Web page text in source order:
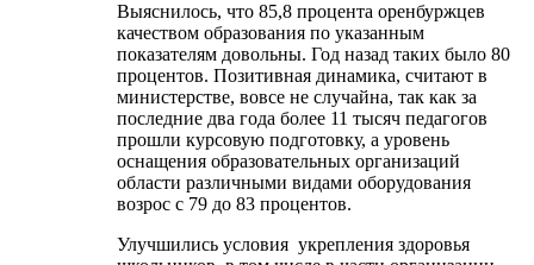
Выяснилось, что 85,8 процента оренбуржцев
качеством образования по указанным
показателям довольны. Год назад таких было 80
процентов. Позитивная динамика, считают в
министерстве, вовсе не случайна, так как за
последние два года более 11 тысяч педагогов
прошли курсовую подготовку, а уровень
оснащения образовательных организаций
области различными видами оборудования
возрос с 79 до 83 процентов.
Улучшились условия укрепления здоровья